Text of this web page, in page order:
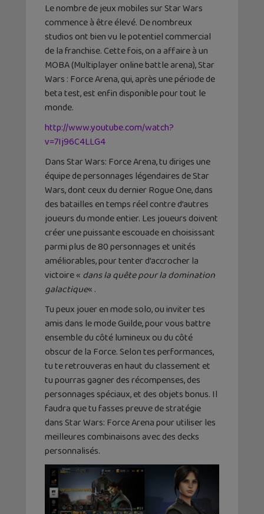
Le nombre de jeux mobiles sur Star Wars
commence à être élevé. De nombreux
studios ont bien vu le potentiel commercial
de la franchise. Cette fois, on a affaire à un
MOBA (Multiplayer online battle arena), Star
Wars : Force Arena, qui, après une période de
beta test, est enfin disponible pour tout le
monde.
http://www.youtube.com/watch?
v=7Ij96C4LLG4
Dans Star Wars: Force Arena, tu diriges une
équipe de personnages légendaires de Star
Wars, dont ceux du dernier Rogue One, dans
des batailles en temps réel contre d’autres
joueurs du monde entier. Les joueurs doivent
créer une puissante escouade en choisissant
parmi plus de 80 personnages et unités
améliorables, pour tenter d’accrocher la
victoire « dans la quête pour la domination
galactique« .
Tu peux jouer en mode solo, ou inviter tes
amis dans le mode Guilde, pour vous battre
ensemble du côté lumineux ou du côté
obscur de la Force. Selon tes performances,
tu te retrouveras en haut du classement et
tu pourras gagner des récompenses, des
personnages spéciaux, et des objets bonus. Il
faudra que tu fasses preuve de stratégie
dans Star Wars: Force Arena pour utiliser les
meilleures combinaisons avec des decks
personnalisés.